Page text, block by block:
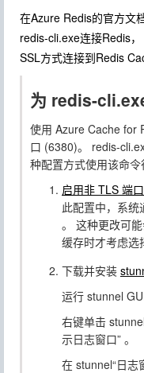
在Azure Redis的官方文
redis-cli.exe连接Redis
SSL方式连接到Redis
为 redis-
使用 Azure Cache for
口 (6380)。 redis-
种配置方式使用该命令
启用非 TLS 端
此配置中，系统
。 这种更改可
缓存时才考虑选
下载并安装
运行 stunnel
右键单击
示日志窗口” 。
在 stunnel“日志